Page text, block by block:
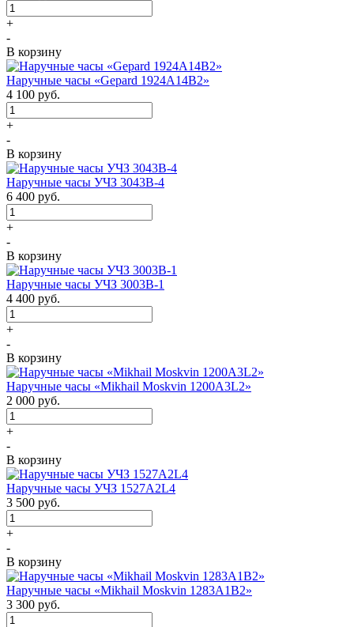
+
-
В корзину
Наручные часы «Gepard 1924A14B2»
4 100 руб.
+
-
В корзину
Наручные часы УЧЗ 3043В-4
6 400 руб.
+
-
В корзину
Наручные часы УЧЗ 3003B-1
4 400 руб.
+
-
В корзину
Наручные часы «Mikhail Moskvin 1200A3L2»
2 000 руб.
+
-
В корзину
Наручные часы УЧЗ 1527A2L4
3 500 руб.
+
-
В корзину
Наручные часы «Mikhail Moskvin 1283A1B2»
3 300 руб.